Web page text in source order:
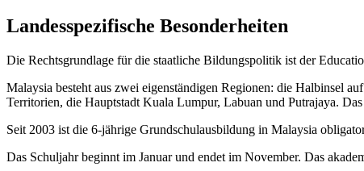
Landesspezifische Besonderheiten
Die Rechtsgrundlage für die staatliche Bildungspolitik ist der
Malaysia besteht aus zwei eigenständigen Regionen: die Halbinsel
Territorien, die Hauptstadt Kuala Lumpur, Labuan und Putrajaya.
Seit 2003 ist die 6-jährige Grundschulausbildung in Malaysia
Das Schuljahr beginnt im Januar und endet im November. Das